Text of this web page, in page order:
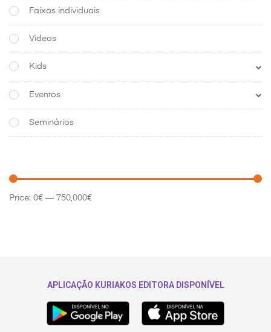
Faixas individuais
Videos
Kids
Eventos
Seminários
Price: 0€ — 750,000€
APLICAÇÃO KURIAKOS EDITORA DISPONÍVEL